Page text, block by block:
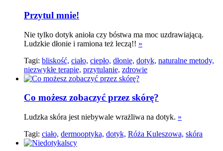
Przytul mnie!
Nie tylko dotyk anioła czy bóstwa ma moc uzdrawiającą.
Ludzkie dłonie i ramiona też leczą!! »
Tagi: bliskość, ciało, ciepło, dłonie, dotyk, naturalne metody,
niezwykłe terapie, przytulanie, zdrowie
Co możesz zobaczyć przez skórę?
Ludzka skóra jest niebywale wrażliwa na dotyk. »
Tagi: ciało, dermooptyka, dotyk, Róża Kuleszowa, skóra